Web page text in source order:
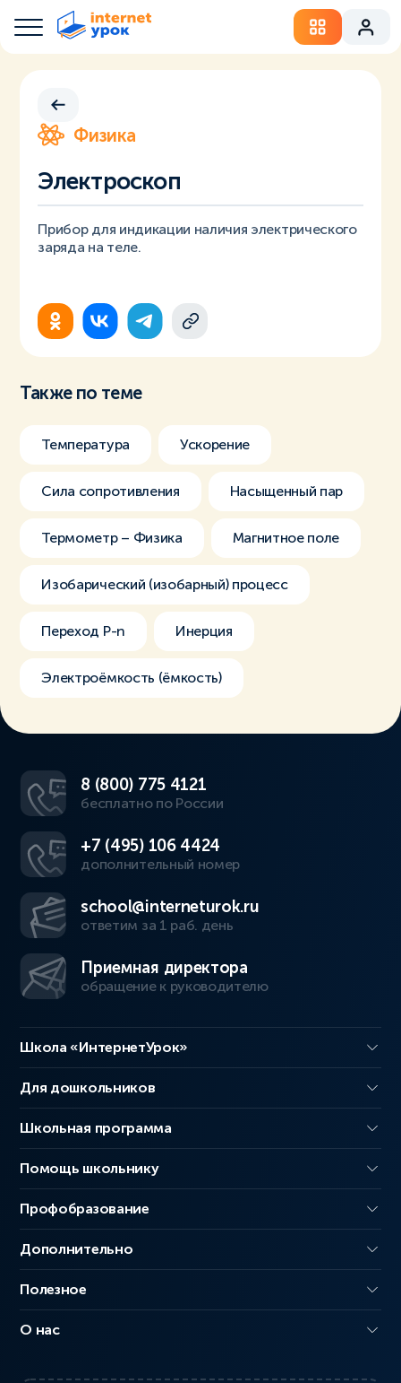
Физика
Электроскоп
Прибор для индикации наличия электрического
заряда на теле.
Также по теме
Температура Ускорение
Сила сопротивления Насыщенный пар
Термометр – Физика Магнитное поле
Изобарический (изобарный) процесс
Переход P-n Инерция
Электроёмкость (ёмкость)
8 (800) 775 4121
бесплатно по России
+7 (495) 106 4424
дополнительный номер
school@interneturok.ru
ответим за 1 раб. день
Приемная директора
обращение к руководителю
Школа «ИнтернетУрок»
Для дошкольников
Школьная программа
Помощь школьнику
Профобразование
Дополнительно
Полезное
О нас